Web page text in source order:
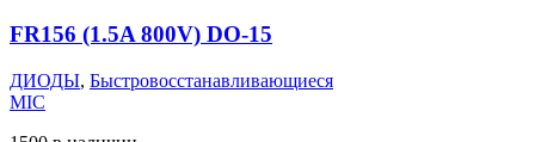
FR156 (1.5A 800V) DO-15
ДИОДЫ, Быстровосстанавливающиеся
MIC